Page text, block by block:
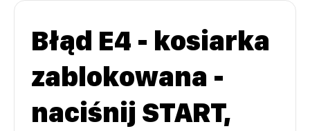
Błąd E4 - kosiarka
zablokowana -
naciśnij START,